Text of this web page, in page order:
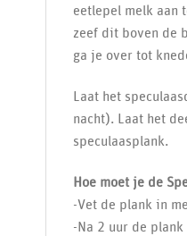
eetlepel melk aan
zeef dit boven de
ga je over tot
Laat het
nacht). Laat het
speculaasplank.
Hoe moet je de
-Vet de plank in
-Na 2 uur de